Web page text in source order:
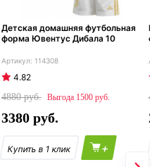
Детская домашняя футбольная
форма Ювентус Дибала 10
114308
4.82
4880
1500
3380
+